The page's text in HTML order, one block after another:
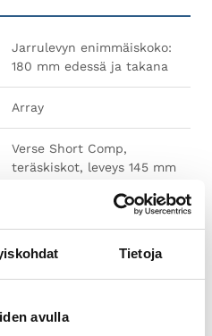
Tietoja
avulla
Jarrulevyn enimmäiskoko:
180 mm edessä ja takana
Array
Verse Short Comp,
teräskiskot, leveys 145 mm
Shimano RT54, Center Lock
Shimano CUES, hydraulinen